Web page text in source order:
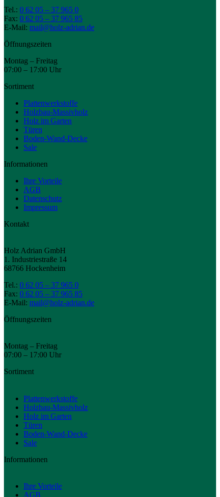
Tel.: 0 62 05 – 37 965 0
Fax: 0 62 05 – 37 965 85
E-Mail: mail@holz-adrian.de
Öffnungszeiten
Montag – Freitag
07:00 – 17:00 Uhr
Sortiment
Plattenwerkstoffe
Holzbau-Massivholz
Holz im Garten
Türen
Boden-Wand-Decke
Sale
Informationen
Ihre Vorteile
AGB
Datenschutz
Impressum
Kontakt
Holz Adrian GmbH
1. Industriestraße 14
68766 Hockenheim
Tel.: 0 62 05 – 37 965 0
Fax: 0 62 05 – 37 965 85
E-Mail: mail@holz-adrian.de
Öffnungszeiten
Montag – Freitag
07:00 – 17:00 Uhr
Sortiment
Plattenwerkstoffe
Holzbau-Massivholz
Holz im Garten
Türen
Boden-Wand-Decke
Sale
Informationen
Ihre Vorteile
AGB